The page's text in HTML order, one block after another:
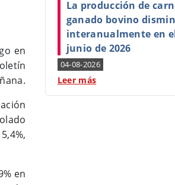
en
en
La producción de
ganado bovino
interanualmente en
junio de 2026
04-08-2026
Leer más